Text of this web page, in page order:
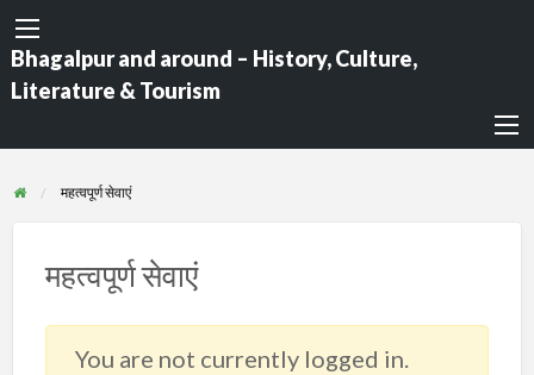
Bhagalpur and around – History, Culture,
Literature & Tourism
महत्वपूर्ण सेवाएं
महत्वपूर्ण सेवाएं
You are not currently logged in.